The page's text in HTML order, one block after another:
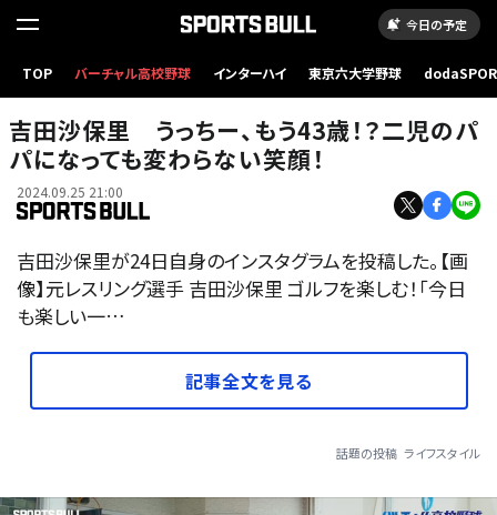
今日の予定
TOP バーチャル高校野球 インターハイ 東京六大学野球
吉田沙保里 うっちー、もう43歳！？二児のパ
パになっても変わらない笑顔！
2024.09.25 21:00
吉田沙保里が24日自身のインスタグラムを投稿した。【画
像】元レスリング選手 吉田沙保里 ゴルフを楽しむ！「今日
も楽しい一…
記事全文を見る
話題の投稿 ライフスタイル